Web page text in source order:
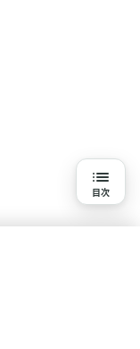
目次